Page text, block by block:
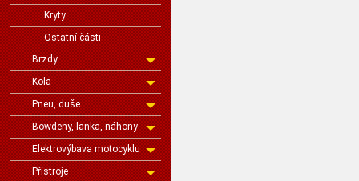
Kryty
Ostatní části
Brzdy
Kola
Pneu, duše
Bowdeny, lanka, náhony
Elektrovýbava motocyklu
Přístroje